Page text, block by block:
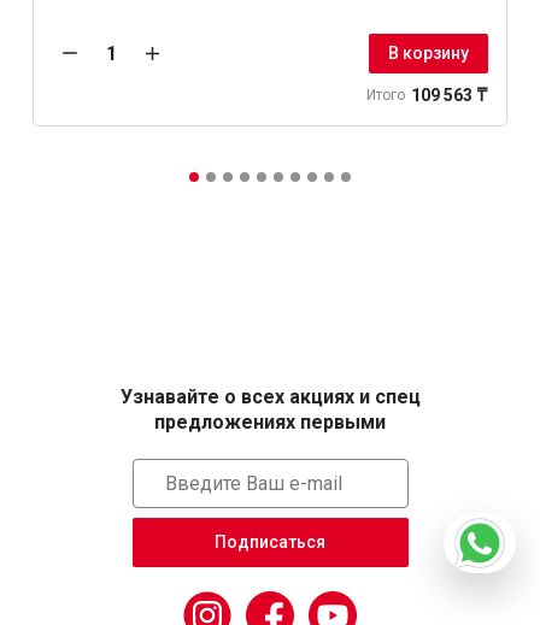
В корзину
Итого 109 563 ₸
Узнавайте о всех акциях и спец
предложениях первыми
Подписаться